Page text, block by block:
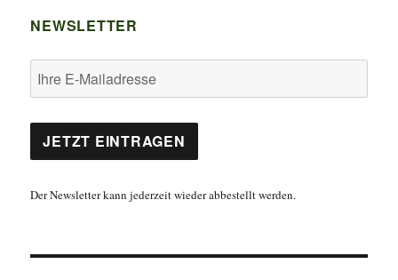
NEWSLETTER
Der Newsletter kann jederzeit wieder abbestellt werden.